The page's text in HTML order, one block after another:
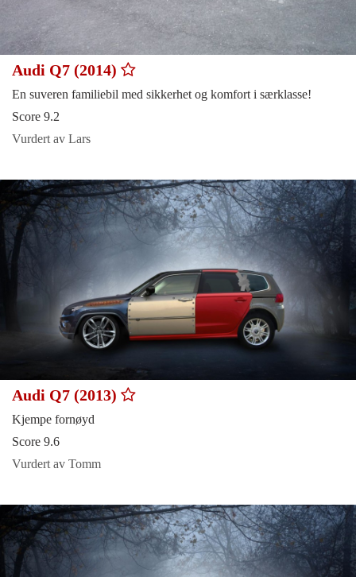
Audi Q7 (2014)
En suveren familiebil med sikkerhet og komfort i særklasse!
Score 9.2
Vurdert av Lars
Audi Q7 (2013)
Kjempe fornøyd
Score 9.6
Vurdert av Tomm